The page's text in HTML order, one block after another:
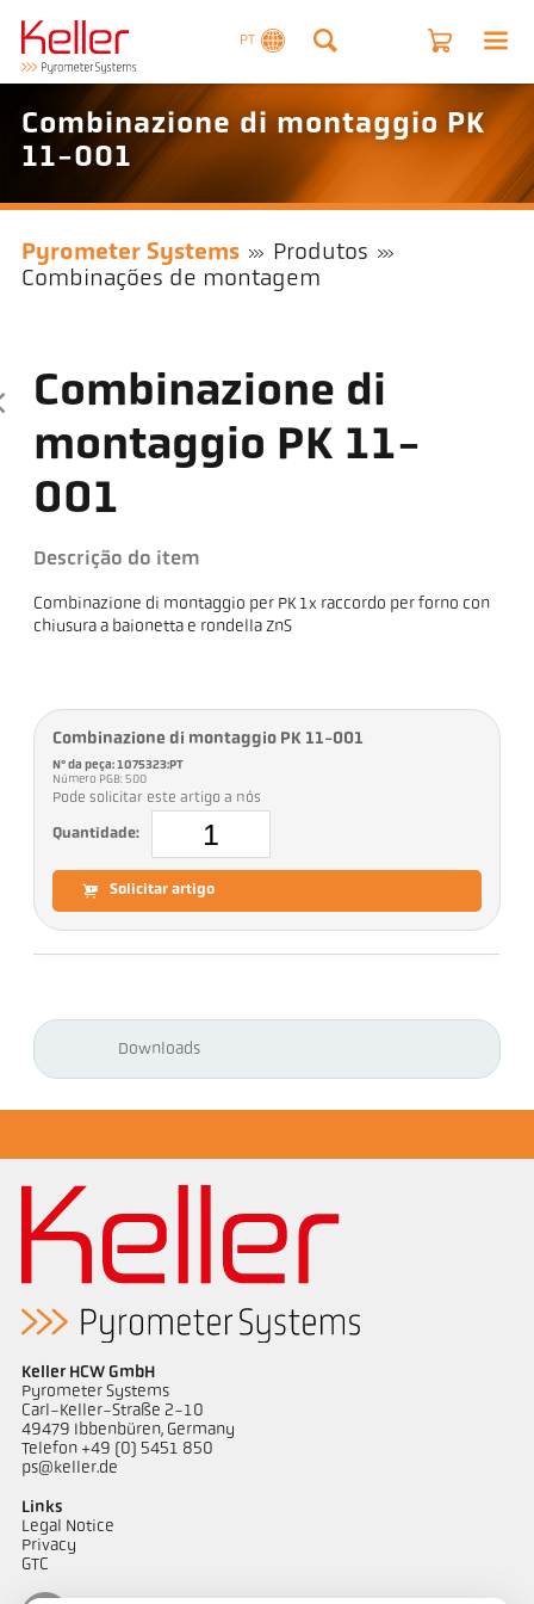
PT
Combinazione di montaggio PK
11-001
Pyrometer Systems
Produtos
Combinações de montagem
Combinazione di
montaggio PK 11-
001
Descrição do item
Combinazione di montaggio per PK 1x raccordo per forno con
chiusura a baionetta e rondella ZnS
Combinazione di montaggio PK 11-001
Nº da peça: 1075323:PT
Número PGB: 500
Pode solicitar este artigo a nós
Quantidade:
Solicitar artigo
Downloads
Keller HCW GmbH
Pyrometer Systems
Carl-Keller-Straße 2-10
49479 Ibbenbüren, Germany
Telefon +49 (0) 5451 850
ps@keller.de
Links
Legal Notice
Privacy
GTC